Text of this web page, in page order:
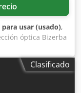
usar (usado),
óptica Bizerba
de envasado.
doble cámara,
e inferior,Clasificado